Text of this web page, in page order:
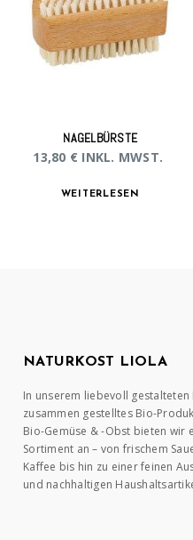
NAGELBÜRSTE
13,80 € INKL. MWST.
WEITERLESEN
NATURKOST LIOLA
In unserem liebevoll
zusammen gestelltes Bio-
Bio-Gemüse & -Obst bieten wir
Sortiment an – von frischem
Kaffee bis hin zu einer feinen
und nachhaltigen